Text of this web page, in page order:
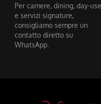
Per camere, dining, day-use
e servizi signature,
consigliamo sempre un
contatto diretto su
WhatsApp.